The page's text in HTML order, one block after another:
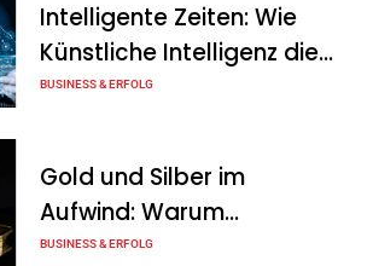
zweiten Quartal
Intelligente Zeiten: Wie
Künstliche Intelligenz die
Geschäftswelt verändert
BUSINESS & ERFOLG
Gold und Silber im
Aufwind: Warum
Edelmetalle als sicherer
BUSINESS & ERFOLG